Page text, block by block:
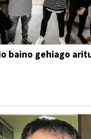
baino gehiago